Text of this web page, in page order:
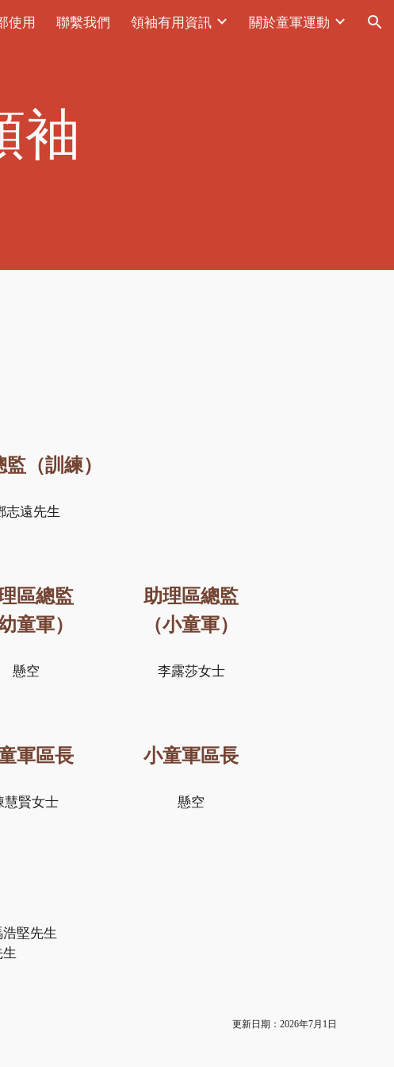
使用 聯繫我們 領袖有用資訊 關於童軍運動
袖
（訓練）
志遠先生
區總監
幼童軍）
懸空
助理區總監
（小童軍）
李露莎女士
軍區長
慧賢女士
小童軍區長
懸空
堅先生
更新日期：2026年7月 1 日